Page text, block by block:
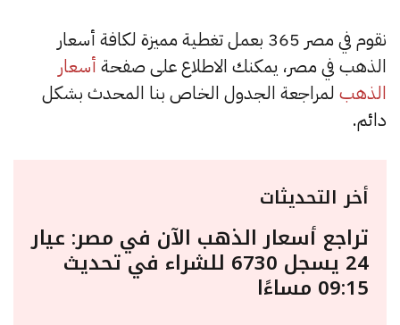
نقوم في مصر 365 بعمل تغطية مميزة لكافة أسعار
الذهب في مصر، يمكنك الاطلاع على صفحة أسعار
الذهب لمراجعة الجدول الخاص بنا المحدث بشكل
دائم.
أخر التحديثات
تراجع أسعار الذهب الآن في مصر: عيار
24 يسجل 6730 للشراء في تحديث
09:15 مساءًا